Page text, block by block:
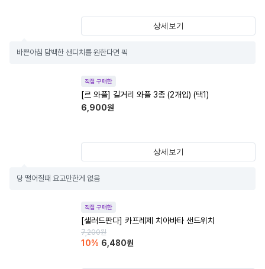
상세보기
바쁜아침 담백한 샌디치를 원한다면 픽
직접 구매한
[르 와플] 길거리 와플 3종 (2개입) (택1)
6,900원
상세보기
당 떨어질때 요고만한게 없음
직접 구매한
[샐러드판다] 카프레제 치아바타 샌드위치
7,200원
10% 6,480원